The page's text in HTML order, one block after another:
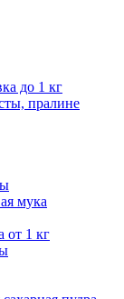
до 1 кг
пралине
мука
от 1 кг